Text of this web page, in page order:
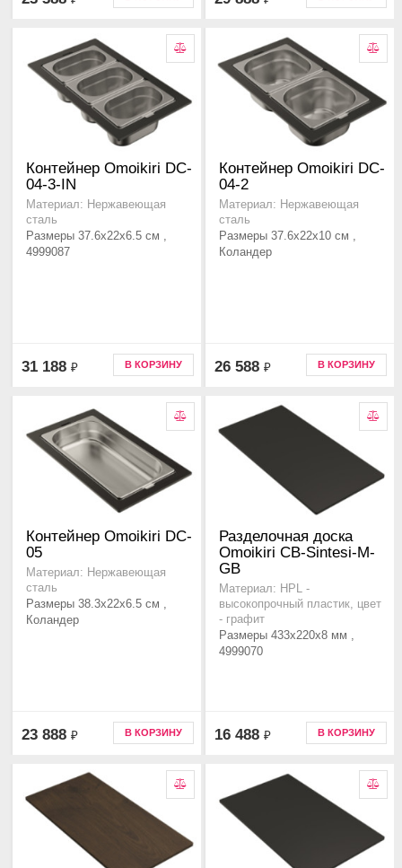
Контейнер Omoikiri DC-
04-3-IN
Материал: Нержавеющая
сталь
Размеры 37.6x22x6.5 см ,
4999087
31 188 ₽ В КОРЗИНУ
Контейнер Omoikiri DC-
04-2
Материал: Нержавеющая
сталь
Размеры 37.6x22x10 см ,
Коландер
26 588 ₽ В КОРЗИНУ
Контейнер Omoikiri DC-
05
Материал: Нержавеющая
сталь
Размеры 38.3x22x6.5 см ,
Коландер
23 888 ₽ В КОРЗИНУ
Разделочная доска
Omoikiri CB-Sintesi-M-
GB
Материал: HPL -
высокопрочный пластик, цвет
- графит
Размеры 433x220x8 мм ,
4999070
16 488 ₽ В КОРЗИНУ